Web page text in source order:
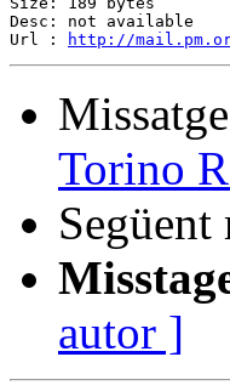
Desc: not available
Url :
http://
Torino
Següent
autor ]